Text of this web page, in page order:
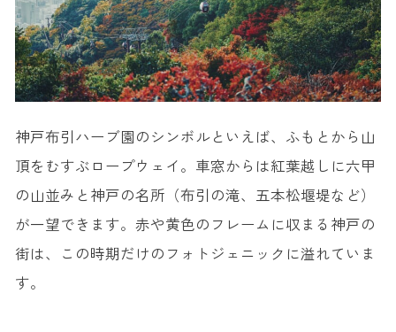
神戸布引ハーブ園のシンボルといえば、ふもとから山
頂をむすぶロープウェイ。車窓からは紅葉越しに六甲
の山並みと神戸の名所（布引の滝、五本松堰堤など）
が一望できます。赤や黄色のフレームに収まる神戸の
街は、この時期だけのフォトジェニックに溢れていま
す。